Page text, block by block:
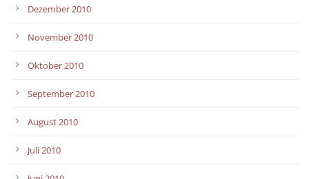
Dezember 2010
November 2010
Oktober 2010
September 2010
August 2010
Juli 2010